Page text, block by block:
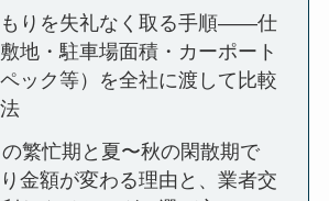
りを失礼なく取る手順——仕
地・駐車場面積・カーポート
ック等）を全社に渡して比較
繁忙期と夏〜秋の閑散期で
金額が変わる理由と、業者交